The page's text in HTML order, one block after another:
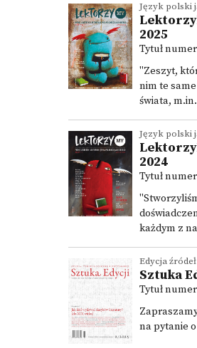
Język polski
2025
Tytuł
"Zeszyt,
nim te
świata,
Język polski
2024
Tytuł
każdym z
Edycja źródeł
Sztuka
Tytuł
na pytanie